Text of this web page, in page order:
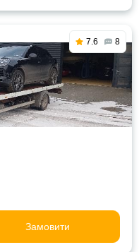
7.6 8
Замовити